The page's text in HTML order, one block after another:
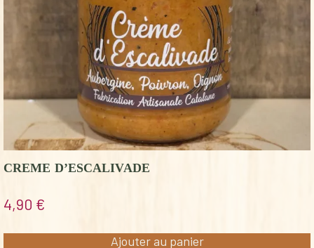
CREME D’ESCALIVADE
4,90 €
Ajouter au panier